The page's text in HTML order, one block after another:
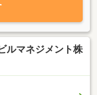
ルマネジメント株